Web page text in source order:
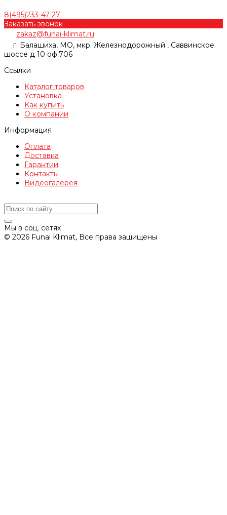
8(495)233-47-27
Заказать звонок
zakaz@funai-klimat.ru
г. Балашиха, МО, мкр. Железнодорожный , Саввинское
шоссе д 10 оф.706
Ссылки
Каталог товаров
Установка
Как купить
О компании
Информация
Оплата
Доставка
Гарантии
Контакты
Видеогалерея
Мы в соц. сетях
© 2026 Funai Klimat, Все права защищены